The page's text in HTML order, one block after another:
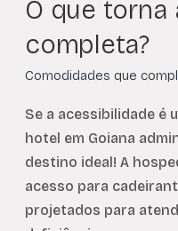
O que torna
completa?
Comodidades que
Se a acessibilidade é
hotel em Goiana
destino ideal! A
acesso para
projetados para